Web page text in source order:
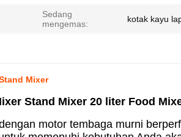
Sedang
mengemas:
kotak kayu
Mixer
Stand Mixer 20 liter Food
motor tembaga murni